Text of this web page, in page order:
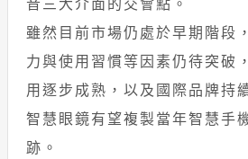
音三大介面的交會點。
雖然目前市場仍處於早期階段
力與使用習慣等因素仍待突破
用逐步成熟，以及國際品牌持
智慧眼鏡有望複製當年智慧手
跡。